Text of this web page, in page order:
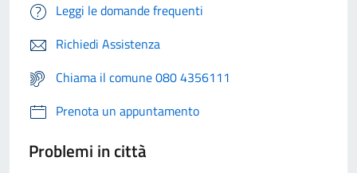
Leggi le domande frequenti
Richiedi Assistenza
Chiama il comune 080 4356111
Prenota un appuntamento
Problemi in città